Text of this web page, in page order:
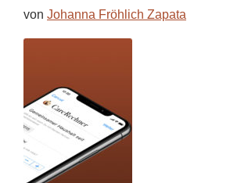
von Johanna Fröhlich Zapata